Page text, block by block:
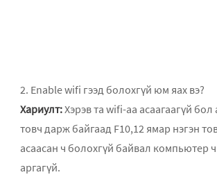
2. Enable wifi гээд болохгүй юм яах вэ?
Хариулт:Хэрэв та wifi-аа асаагаагүй
товч дарж байгаад F10,12 ямар нэгэн
асаасан ч болохгүй байвал
аргагүй.